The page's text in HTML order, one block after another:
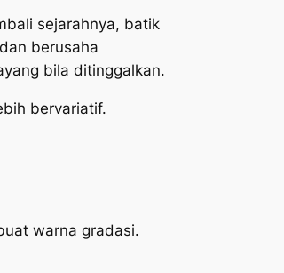
sejarahnya, batik
berusaha
bila ditinggalkan.
bervariatif.
warna gradasi.